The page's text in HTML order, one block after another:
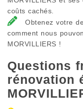
coûts cachés.
Obtenez votre
comment nous
MORVILLIERS !
Questions
rénovation